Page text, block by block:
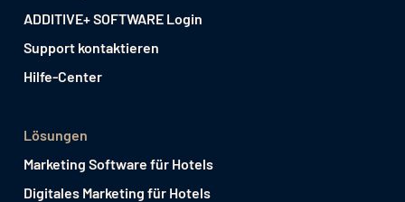
ADDITIVE+ SOFTWARE Login
Support kontaktieren
Hilfe-Center
Lösungen
Marketing Software für Hotels
Digitales Marketing für Hotels